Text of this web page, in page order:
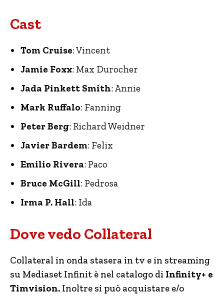
Cast
Tom Cruise: Vincent
Jamie Foxx: Max Durocher
Jada Pinkett Smith: Annie
Mark Ruffalo: Fanning
Peter Berg: Richard Weidner
Javier Bardem: Felix
Emilio Rivera: Paco
Bruce McGill: Pedrosa
Irma P. Hall: Ida
Dove vedo Collateral
Collateral in onda stasera in tv e in streaming
su Mediaset Infinit è nel catalogo di Infinity+ e
Timvision. Inoltre si può acquistare e/o